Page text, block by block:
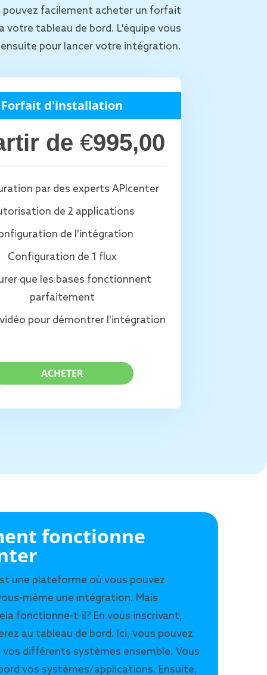
pouvez facilement acheter un forfait
votre tableau de bord. L'équipe vous
pour lancer votre intégration.
Forfait d'installation
de €995,00
par des experts APIcenter
de 2 applications
de l'intégration
Configuration de 1 flux
que les bases fonctionnent
parfaitement
pour démontrer l'intégration
ACHETER
fonctionne
une plateforme où vous pouvez
même une intégration. Mais
fonctionne-t-il? En vous inscrivant,
au tableau de bord. Ici, vous pouvez
vos différents systèmes ensemble. Vous
vos systèmes/applications. Ensuite,